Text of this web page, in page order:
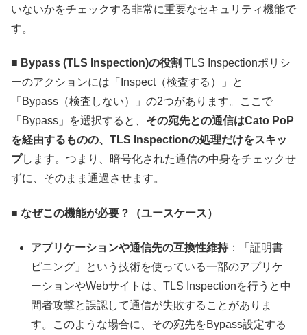
いないかをチェックする非常に重要なセキュリティ機能で
す。
■ Bypass (TLS Inspection)の役割 TLS Inspectionポリシ
ーのアクションには「Inspect（検査する）」と
「Bypass（検査しない）」の2つがあります。ここで
「Bypass」を選択すると、 その宛先との通信はCato PoP
を経由するものの、TLS Inspectionの処理だけをスキッ
プします。つまり、暗号化された通信の中身をチェックせ
ずに、そのまま通過させます。
■ なぜこの機能が必要？（ユースケース）
アプリケーションや通信先の互換性維持：「証明書
ピニング」という技術を使っている一部のアプリケ
ーションやWebサイトは、TLS Inspectionを行うと中
間者攻撃と誤認して通信が失敗することがありま
す。このような場合に、その宛先をBypass設定する